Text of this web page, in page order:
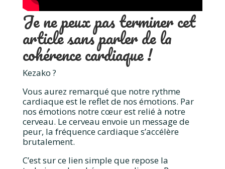
Je ne peux pas terminer cet
article sans parler de la
cohérence cardiaque !
Kezako ?
Vous aurez remarqué que notre rythme
cardiaque est le reflet de nos émotions. Par
nos émotions notre cœur est relié à notre
cerveau. Le cerveau envoie un message de
peur, la fréquence cardiaque s’accélère
brutalement.
C’est sur ce lien simple que repose la